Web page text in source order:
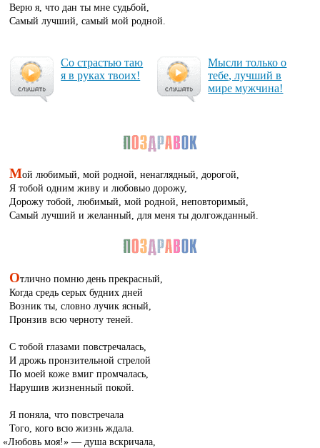
Верю я, что дан ты мне судьбой,
Самый лучший, самый мой родной.
Со страстью таю
я в ру­ках тво­их!
Мыс­ли толь­ко о
те­бе, луч­ший в
ми­ре муж­чи­на!
Мой любимый, мой родной, ненаглядный, дорогой,
Я тобой одним живу и любовью дорожу,
Дорожу тобой, любимый, мой родной, неповторимый,
Самый лучший и желанный, для меня ты долгожданный.
Отлично помню день прекрасный,
Когда средь серых будних дней
Возник ты, словно лучик ясный,
Пронзив всю черноту теней.
С тобой глазами повстречалась,
И дрожь пронзительной стрелой
По моей коже вмиг промчалась,
Нарушив жизненный покой.
Я поняла, что повстречала
Того, кого всю жизнь ждала.
«Любовь моя!» — душа вскричала,